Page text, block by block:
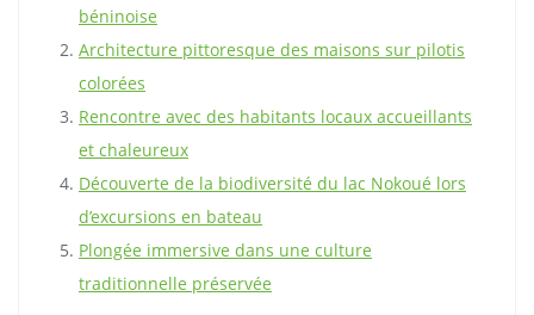
béninoise
Architecture pittoresque des maisons sur pilotis
colorées
Rencontre avec des habitants locaux accueillants
et chaleureux
Découverte de la biodiversité du lac Nokoué lors
d’excursions en bateau
Plongée immersive dans une culture
traditionnelle préservée